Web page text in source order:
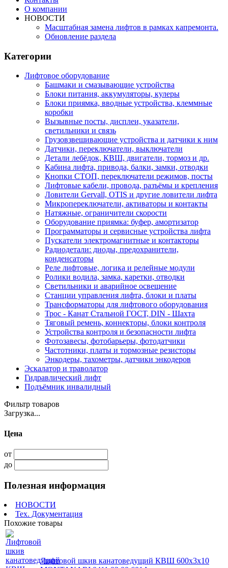
О компании
НОВОСТИ
Масштабная замена лифтов в рамках капремонта.
Обновление раздела
Категории
Лифтовое оборудование
Башмаки и смазывающие устройства
Блоки питания, аккумуляторы, кулеры
Блоки приямка, вводные устройства, клеммные
коробки
Вызывные посты, дисплеи, указатели,
светильники и связь
Грузовзвешивающие устройства и датчики к ним
Датчики, переключатели, выключатели
Детали лебёдок, КВШ, двигатели, тормоз и др.
Кабина лифта, привода, балки, замки, отводки
Кнопки СТОП, переключатели режимов, посты
Лифтовые кабели, провода, разъёмы и крепления
Ловители Gervall, OTIS и другие ловители лифта
Микропереключатели, активаторы и контакты
Натяжные, ограничители скорости
Оборудование приямка: буфер, амортизатор
Программаторы и сервисные устройства лифта
Пускатели электромагнитные и контакторы
Радиодетали: диоды, предохранители,
конденсаторы
Реле лифтовые, логика и релейные модули
Ролики водила, замка, каретки, отводки
Светильники и аварийное освещение
Станции управления лифта, блоки и платы
Трансформаторы для лифтового оборудования
Трос - Канат Стальной ГОСТ, DIN - Шахта
Тяговый ремень, коннекторы, блоки контроля
Устройства контроля и безопасности лифта
Фотозавесы, фотобарьеры, фотодатчики
Частотники, платы и тормозные резисторы
Энкодеры, тахометры, датчики энкодеров
Эскалатор и траволатор
Гидравлический лифт
Подъёмник инвалидный
Фильтр товаров
Загрузка...
Цена
от
до
Полезная информация
НОВОСТИ
Тех. Документация
Похожие товары
Лифтовой шкив канатоведущий КВШ 600х3х10